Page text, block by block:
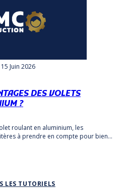
Juin 2026
DES VOLETS
?
roulant en aluminium, les
à prendre en compte pour bien
LES TUTORIELS